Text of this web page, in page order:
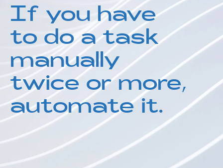
If you have
to do a task
manually
twice or more,
automate it.